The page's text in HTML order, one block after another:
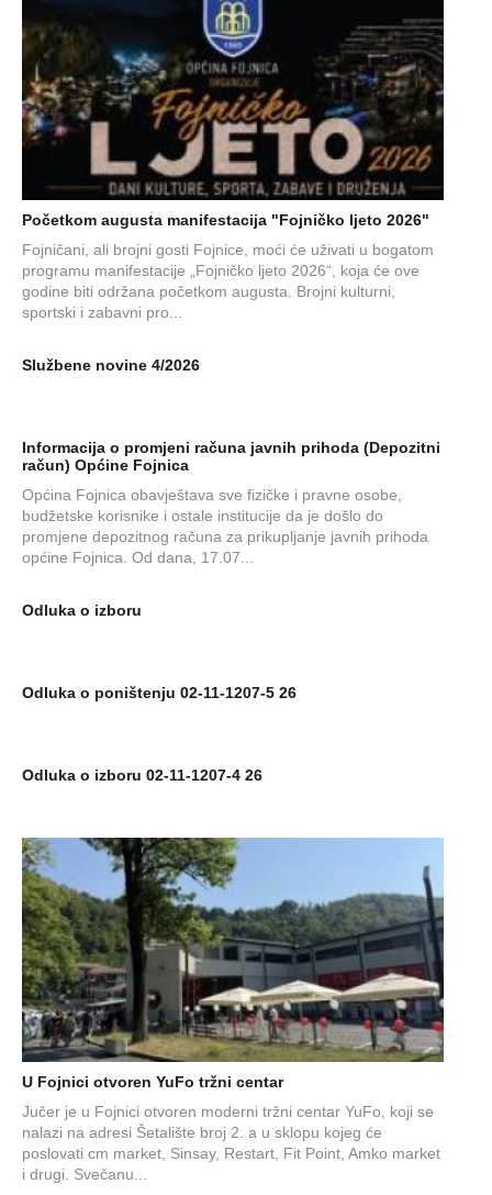
Početkom augusta manifestacija "Fojničko ljeto 2026"
Fojničani, ali brojni gosti Fojnice, moći će uživati u bogatom
programu manifestacije „Fojničko ljeto 2026“, koja će ove
godine biti održana početkom augusta. Brojni kulturni,
sportski i zabavni pro...
Službene novine 4/2026
Informacija o promjeni računa javnih prihoda (Depozitni
račun) Općine Fojnica
Općina Fojnica obavještava sve fizičke i pravne osobe,
budžetske korisnike i ostale institucije da je došlo do
promjene depozitnog računa za prikupljanje javnih prihoda
općine Fojnica. Od dana, 17.07...
Odluka o izboru
Odluka o poništenju 02-11-1207-5 26
Odluka o izboru 02-11-1207-4 26
U Fojnici otvoren YuFo tržni centar
Jučer je u Fojnici otvoren moderni tržni centar YuFo, koji se
nalazi na adresi Šetalište broj 2. a u sklopu kojeg će
poslovati cm market, Sinsay, Restart, Fit Point, Amko market
i drugi. Svečanu...